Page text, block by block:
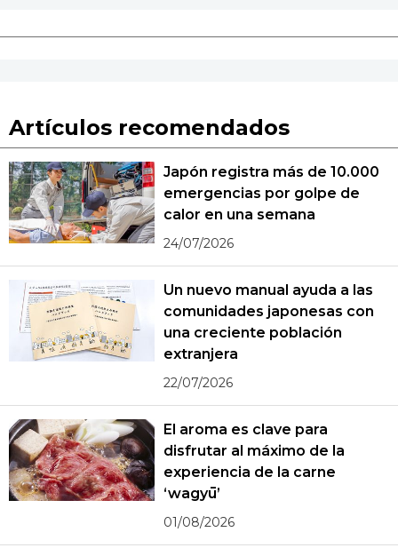
Artículos recomendados
Japón registra más de 10.000
emergencias por golpe de
calor en una semana
24/07/2026
Un nuevo manual ayuda a las
comunidades japonesas con
una creciente población
extranjera
22/07/2026
El aroma es clave para
disfrutar al máximo de la
experiencia de la carne
‘wagyū’
01/08/2026